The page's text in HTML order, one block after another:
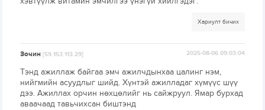
Хариулт бичих
Зочин[59.153.113.29] 2025-08-06 09:03:04
Тэнд ажиллаж байгаа эмч ажилчдынхаа цалинг нэм,
нийгмийн асуудлыг шийд. Хүнтэй ажилладаг хүмүүс шүү
дээ. Ажиллах орчин нөхцөлийг нь сайжруул. Ямар бурхад
аваачаад тавьчихсан биштэнд